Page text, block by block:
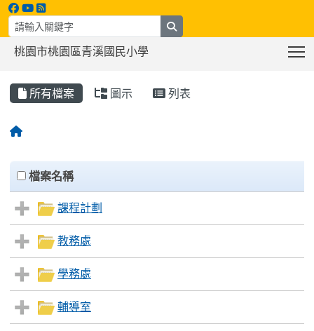
桃園市桃園區青溪國民小學
所有檔案 圖示 列表
Files List
clickAll
檔案名稱
課程計劃
教務處
學務處
輔導室